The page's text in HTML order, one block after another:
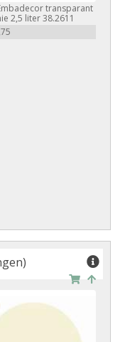
transparant
2,5 liter 38.2611